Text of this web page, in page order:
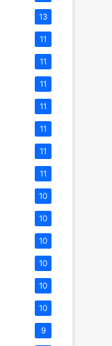
13
11
11
11
11
11
11
11
10
10
10
10
10
10
9